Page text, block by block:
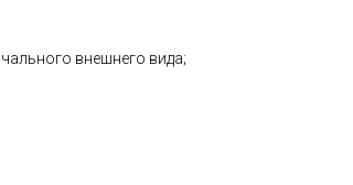
внешнего вида;